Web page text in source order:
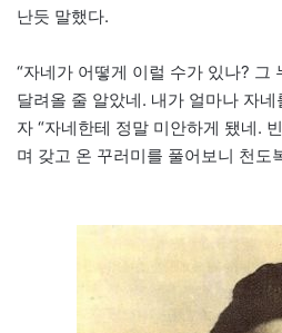
난듯 말했다.
“자네가 어떻게 이럴 수가 있나? 그
달려올 줄 알았네. 내가 얼마나 자
자 “자네한테 정말 미안하게 됐네.
며 갖고 온 꾸러미를 풀어보니 천도